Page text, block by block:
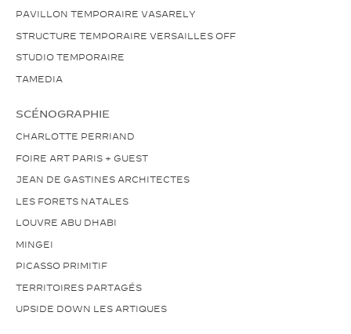
PAVILLON TEMPORAIRE VASARELY
STRUCTURE TEMPORAIRE VERSAILLES OFF
STUDIO TEMPORAIRE
TAMEDIA
SCÉNOGRAPHIE
CHARLOTTE PERRIAND
FOIRE ART PARIS + GUEST
JEAN DE GASTINES ARCHITECTES
LES FORETS NATALES
LOUVRE ABU DHABI
MINGEI
PICASSO PRIMITIF
TERRITOIRES PARTAGÉS
UPSIDE DOWN LES ARTIQUES